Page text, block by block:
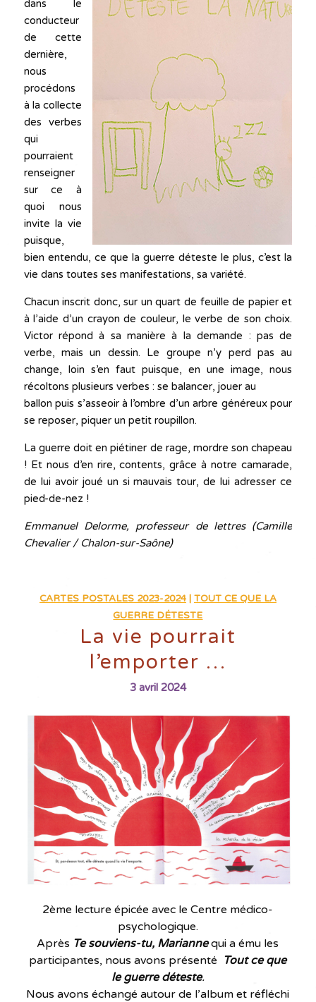
dans le
conducteur
de cette
dernière,
nous
procédons
à la collecte
des verbes
qui
pourraient
renseigner
sur ce à
quoi nous
invite la vie
puisque,
bien entendu, ce que la guerre déteste le plus, c’est la
vie dans toutes ses manifestations, sa variété.
Chacun inscrit donc, sur un quart de feuille de papier et
à l’aide d’un crayon de couleur, le verbe de son choix.
Victor répond à sa manière à la demande : pas de
verbe, mais un dessin. Le groupe n’y perd pas au
change, loin s’en faut puisque, en une image, nous
récoltons plusieurs verbes : se balancer, jouer au
ballon puis s’asseoir à l’ombre d’un arbre généreux pour
se reposer, piquer un petit roupillon.
La guerre doit en piétiner de rage, mordre son chapeau
! Et nous d’en rire, contents, grâce à notre camarade,
de lui avoir joué un si mauvais tour, de lui adresser ce
pied-de-nez !
Emmanuel Delorme, professeur de lettres (Camille
Chevalier / Chalon-sur-Saône)
CARTES POSTALES 2023-2024| TOUT CE QUE LA
GUERRE DÉTESTE
La vie pourrait
l’emporter …
3 avril 2024
2ème lecture épicée avec le Centre médico-
psychologique.
Après Tesouviens-tu, Marianne qui a ému les
participantes, nous avons présenté Tout ce que
le guerre déteste.
Nous avons échangé autour de l’album et réfléchi